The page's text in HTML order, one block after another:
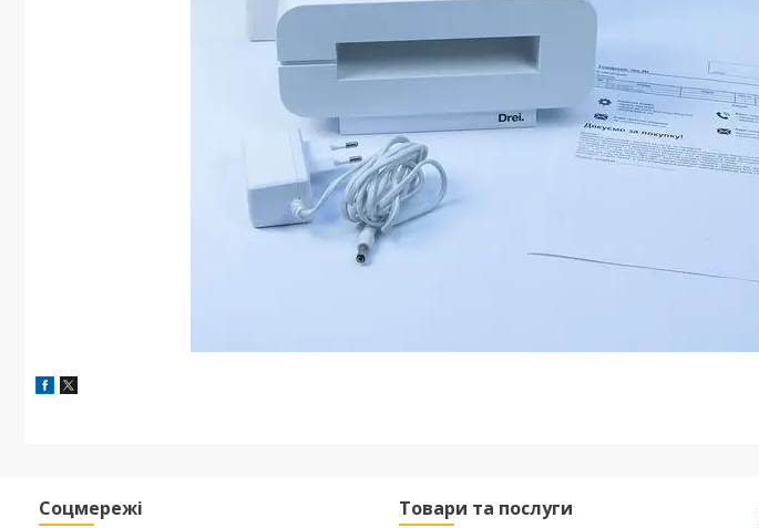
Соцмережі Товари та послуги